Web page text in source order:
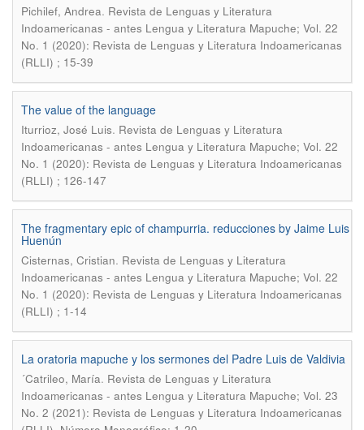
Pichilef, Andrea. Revista de Lenguas y Literatura
Indoamericanas - antes Lengua y Literatura Mapuche; Vol. 22
No. 1 (2020): Revista de Lenguas y Literatura Indoamericanas
(RLLI) ; 15-39
The value of the language
Iturrioz, José Luis. Revista de Lenguas y Literatura
Indoamericanas - antes Lengua y Literatura Mapuche; Vol. 22
No. 1 (2020): Revista de Lenguas y Literatura Indoamericanas
(RLLI) ; 126-147
The fragmentary epic of champurria. reducciones by Jaime Luis
Huenún
Cisternas, Cristian. Revista de Lenguas y Literatura
Indoamericanas - antes Lengua y Literatura Mapuche; Vol. 22
No. 1 (2020): Revista de Lenguas y Literatura Indoamericanas
(RLLI) ; 1-14
La oratoria mapuche y los sermones del Padre Luis de Valdivia
´Catrileo, María. Revista de Lenguas y Literatura
Indoamericanas - antes Lengua y Literatura Mapuche; Vol. 23
No. 2 (2021): Revista de Lenguas y Literatura Indoamericanas